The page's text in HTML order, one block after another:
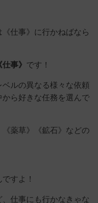
仕事》に行かねばなら
仕事》 です！
ルの異なる様々な依頼
ら好きな任務を選んで
薬草》《鉱石》などの
すよ！
仕事にも行かなきゃな